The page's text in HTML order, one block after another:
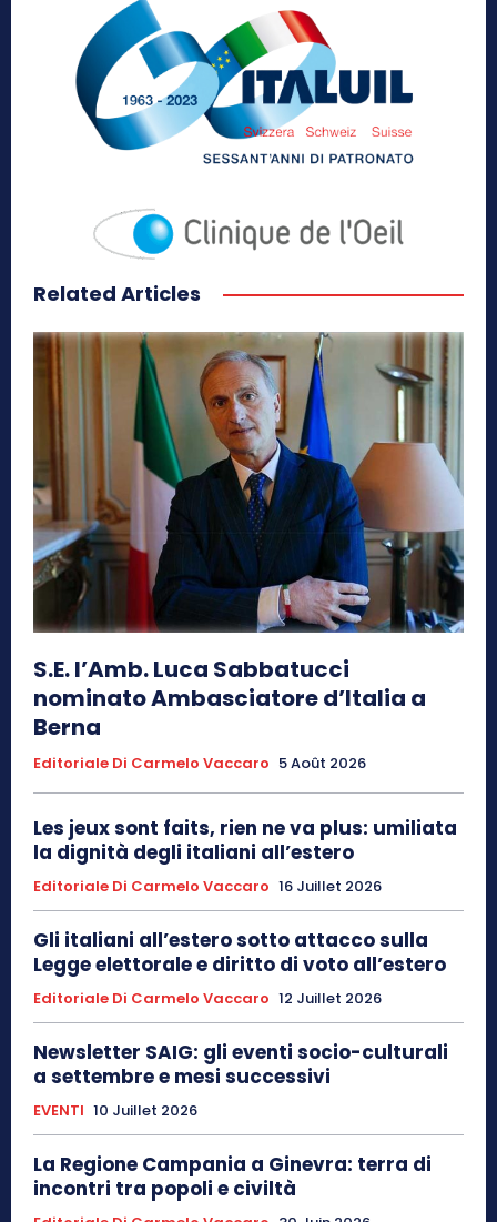
Related Articles
S.E. l’Amb. Luca Sabbatucci
nominato Ambasciatore d’Italia a
Berna
Editoriale Di Carmelo Vaccaro 5 Août 2026
Les jeux sont faits, rien ne va plus: umiliata
la dignità degli italiani all’estero
Editoriale Di Carmelo Vaccaro 16 Juillet 2026
Gli italiani all’estero sotto attacco sulla
Legge elettorale e diritto di voto all’estero
Editoriale Di Carmelo Vaccaro 12 Juillet 2026
Newsletter SAIG: gli eventi socio-culturali
a settembre e mesi successivi
EVENTI 10 Juillet 2026
La Regione Campania a Ginevra: terra di
incontri tra popoli e civiltà